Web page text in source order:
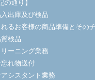
の通り】
出庫及び検品
るお客様の商品準備とその
検品
ーニング業務
れ物送付
シスタント業務